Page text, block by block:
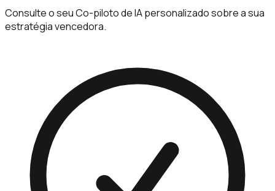
Consulte o seu Co-piloto de IA personalizado sobre a sua
estratégia vencedora.